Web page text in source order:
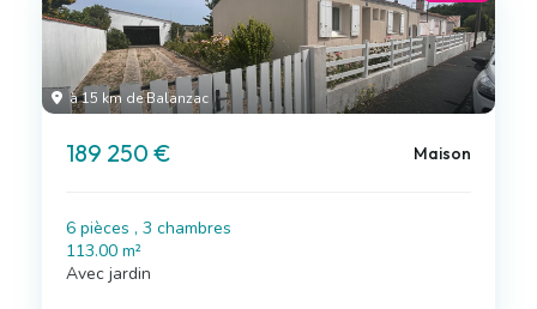
à 15 km de Balanzac
189 250 € Maison
6 pièces , 3 chambres
113.00 m²
Avec jardin